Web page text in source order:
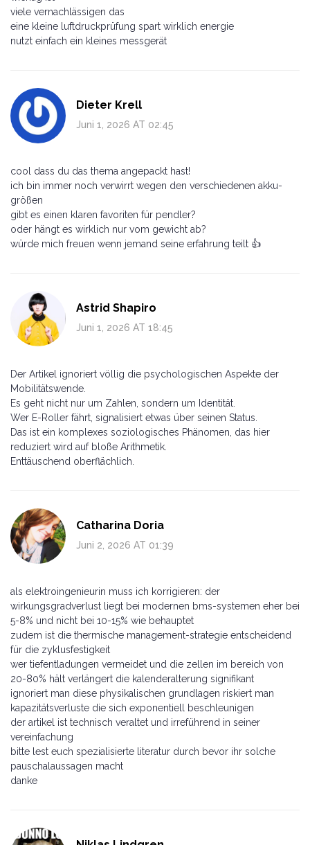
viele vernachlässigen das
eine kleine luftdruckprüfung spart wirklich energie
nutzt einfach ein kleines messgerät
Dieter Krell
Juni 1, 2026 AT 02:45
cool dass du das thema angepackt hast!
ich bin immer noch verwirrt wegen den verschiedenen akku-
größen
gibt es einen klaren favoriten für pendler?
oder hängt es wirklich nur vom gewicht ab?
würde mich freuen wenn jemand seine erfahrung teilt 👍
Astrid Shapiro
Juni 1, 2026 AT 18:45
Der Artikel ignoriert völlig die psychologischen Aspekte der
Mobilitätswende.
Es geht nicht nur um Zahlen, sondern um Identität.
Wer E-Roller fährt, signalisiert etwas über seinen Status.
Das ist ein komplexes soziologisches Phänomen, das hier
reduziert wird auf bloße Arithmetik.
Enttäuschend oberflächlich.
Catharina Doria
Juni 2, 2026 AT 01:39
als elektroingenieurin muss ich korrigieren: der
wirkungsgradverlust liegt bei modernen bms-systemen eher bei
5-8% und nicht bei 10-15% wie behauptet
zudem ist die thermische management-strategie entscheidend
für die zyklusfestigkeit
wer tiefentladungen vermeidet und die zellen im bereich von
20-80% hält verlängert die kalenderalterung signifikant
ignoriert man diese physikalischen grundlagen riskiert man
kapazitätsverluste die sich exponentiell beschleunigen
der artikel ist technisch veraltet und irreführend in seiner
vereinfachung
bitte lest euch spezialisierte literatur durch bevor ihr solche
pauschalaussagen macht
danke